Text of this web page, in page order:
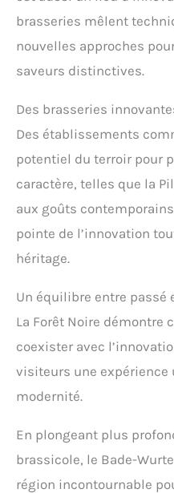
brasseries mêlent
nouvelles approches
saveurs distinctives.
Des brasseries
Des établissements
potentiel du terroir pour
caractère, telles que la
aux goûts
pointe de l’innovation
héritage.
Un équilibre entre passé
La Forêt Noire
coexister avec
visiteurs une
modernité.
En plongeant plus
brassicole, le Bade-
région incontournable